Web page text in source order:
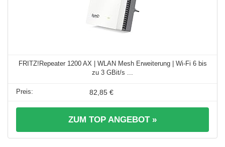
FRITZ!Repeater 1200 AX | WLAN Mesh Erweiterung | Wi-Fi 6 bis
zu 3 GBit/s ...
82,85 €
ZUM TOP ANGEBOT »